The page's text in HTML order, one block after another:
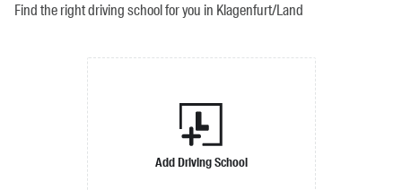
Find the right driving school for you in Klagenfurt/Land
Add Driving School